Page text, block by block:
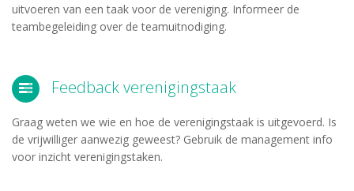
uitvoeren van een taak voor de vereniging. Informeer de
teambegeleiding over de teamuitnodiging.
Feedback verenigingstaak
Graag weten we wie en hoe de verenigingstaak is uitgevoerd. Is
de vrijwilliger aanwezig geweest? Gebruik de management info
voor inzicht verenigingstaken.